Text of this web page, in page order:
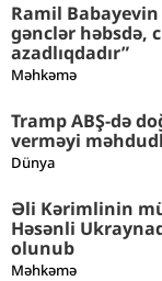
Ramil
gənclər həbsdə,
azadlıqdadır”
Məhkəmə
Tramp ABŞ-də
verməyi
Dünya
Əli Kərimlinin
Həsənli
olunub
Məhkəmə